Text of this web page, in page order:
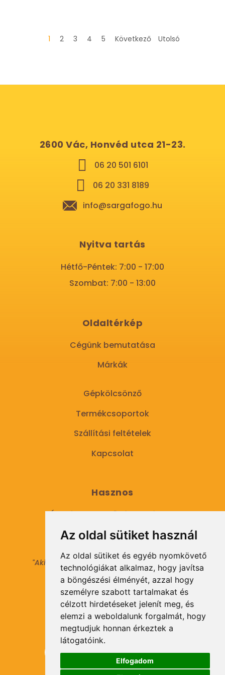
Az oldal sütiket használ
Az oldal sütiket és egyéb nyomkövető
technológiákat alkalmaz, hogy javítsa
a böngészési élményét, azzal hogy
személyre szabott tartalmakat és
célzott hirdetéseket jelenít meg, és
elemzi a weboldalunk forgalmát, hogy
megtudjuk honnan érkeztek a
látogatóink.
Elfogadom
1 2 3 4 5 Következő Utolsó
2600 Vác, Honvéd utca 21-23.
06 20 501 6101
06 20 331 8189
info@sargafogo.hu
Nyitva tartás
Hétfő-Péntek: 7:00 - 17:00
Szombat: 7:00 - 13:00
Oldaltérkép
Cégünk bemutatása
Márkák
Gépkölcsönző
Termékcsoportok
Szállítási feltételek
Kapcsolat
Hasznos
Általános Szerződési Feltételek
Adatkezelési tájékoztató
"Aki másokat nem tesz gazdaggá, maga sem
válhat azzá."
© 2021 Minden jog fenntartva.
Hírlevél Feliratkozás